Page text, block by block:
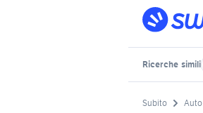
Ricerche simili
Subito Auto